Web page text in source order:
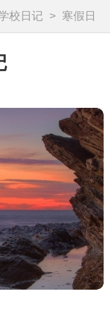
校日记 >
寒假日